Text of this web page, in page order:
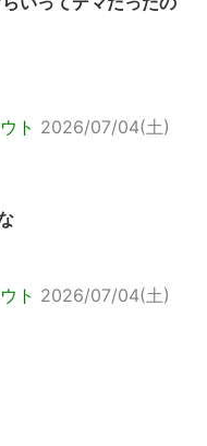
ト 2026/07/04(土)
ト 2026/07/04(土)